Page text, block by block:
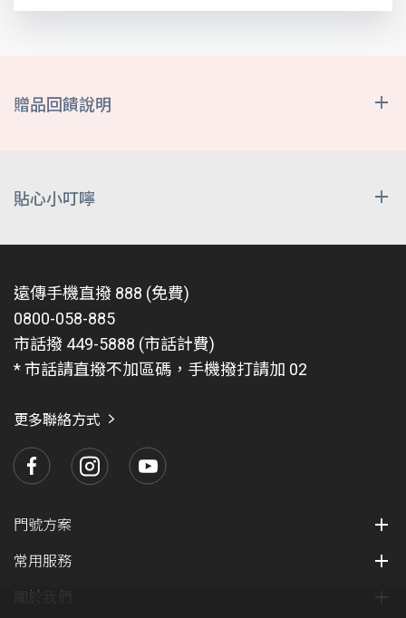
贈品回饋說明
傳幣匯入至客戶門號之對應遠傳心生活App帳號，不另
外用簡訊通知
登入【遠傳心生活APP】後即可看到遠傳幣，可從
APP 遠傳幣交易明細中查詢，操作步驟如下：開啟
遠傳心生活 APP → 會員 → 遠傳幣 → 交易紀錄。
遠傳幣可於遠傳心生活 APP【遠傳幣兌換區】挑選
換等值商品，或至遠傳 friDay 購物全館使用，除生
日禮、線上換好禮、全家館外，全館適用，以購物
車結帳顯示畫面為主。
傳幣將於啟用後次次月底前自動匯入至客戶門號之
對應遠傳心生活 APP 帳號，不另外用簡訊通知，贈
送之遠傳幣有效期限為 3 個月
貼心小叮嚀
訂單確認後將由宅配物流人員現場收回影本雙證及
其他相關證明文件。
專案生效後合約期間內不得退租（含一退一租、轉
至 4G 或預付卡、因違約或違反法令致遭停機
本專案贈送之優惠，並需依啟用方案繳交專案補貼
款及電信優惠補貼款，實際應繳之專案違約金以本
專案合約未到期之日為單位，按合約總日數比例計
總額 x (合約未到期日數／合約約定日數) ，四捨五
入計算至整數；電信優惠補貼款以實際已享贈送傳
遠傳手機直撥 888 (免費)
0800-058-885
市話撥 449-5888 (市話計費)
* 市話請直撥不加區碼，手機撥打請加 02
更多聯絡方式
門號方案
常用服務